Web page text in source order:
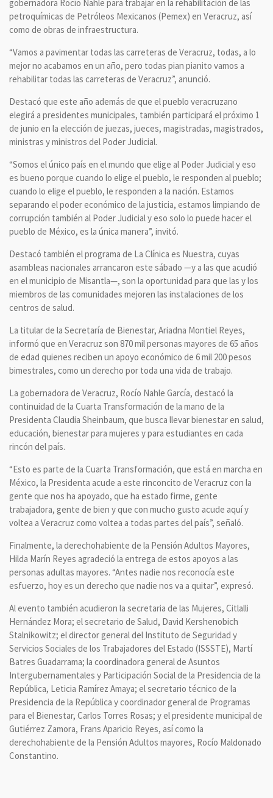
gobernadora Rocío Nahle para trabajar en la rehabilitación de las
petroquímicas de Petróleos Mexicanos (Pemex) en Veracruz, así
como de obras de infraestructura.
“Vamos a pavimentar todas las carreteras de Veracruz, todas, a lo
mejor no acabamos en un año, pero todas pian pianito vamos a
rehabilitar todas las carreteras de Veracruz”, anunció.
Destacó que este año además de que el pueblo veracruzano
elegirá a presidentes municipales, también participará el próximo 1
de junio en la elección de juezas, jueces, magistradas, magistrados,
ministras y ministros del Poder Judicial.
“Somos el único país en el mundo que elige al Poder Judicial y eso
es bueno porque cuando lo elige el pueblo, le responden al pueblo;
cuando lo elige el pueblo, le responden a la nación. Estamos
separando el poder económico de la justicia, estamos limpiando de
corrupción también al Poder Judicial y eso solo lo puede hacer el
pueblo de México, es la única manera”, invitó.
Destacó también el programa de La Clínica es Nuestra, cuyas
asambleas nacionales arrancaron este sábado —y a las que acudió
en el municipio de Misantla—, son la oportunidad para que las y los
miembros de las comunidades mejoren las instalaciones de los
centros de salud.
La titular de la Secretaría de Bienestar, Ariadna Montiel Reyes,
informó que en Veracruz son 870 mil personas mayores de 65 años
de edad quienes reciben un apoyo económico de 6 mil 200 pesos
bimestrales, como un derecho por toda una vida de trabajo.
La gobernadora de Veracruz, Rocío Nahle García, destacó la
continuidad de la Cuarta Transformación de la mano de la
Presidenta Claudia Sheinbaum, que busca llevar bienestar en salud,
educación, bienestar para mujeres y para estudiantes en cada
rincón del país.
“Esto es parte de la Cuarta Transformación, que está en marcha en
México, la Presidenta acude a este rinconcito de Veracruz con la
gente que nos ha apoyado, que ha estado firme, gente
trabajadora, gente de bien y que con mucho gusto acude aquí y
voltea a Veracruz como voltea a todas partes del país”, señaló.
Finalmente, la derechohabiente de la Pensión Adultos Mayores,
Hilda Marín Reyes agradeció la entrega de estos apoyos a las
personas adultas mayores. “Antes nadie nos reconocía este
esfuerzo, hoy es un derecho que nadie nos va a quitar”, expresó.
Al evento también acudieron la secretaria de las Mujeres, Citlalli
Hernández Mora; el secretario de Salud, David Kershenobich
Stalnikowitz; el director general del Instituto de Seguridad y
Servicios Sociales de los Trabajadores del Estado (ISSSTE), Martí
Batres Guadarrama; la coordinadora general de Asuntos
Intergubernamentales y Participación Social de la Presidencia de la
República, Leticia Ramírez Amaya; el secretario técnico de la
Presidencia de la República y coordinador general de Programas
para el Bienestar, Carlos Torres Rosas; y el presidente municipal de
Gutiérrez Zamora, Frans Aparicio Reyes, así como la
derechohabiente de la Pensión Adultos mayores, Rocío Maldonado
Constantino.